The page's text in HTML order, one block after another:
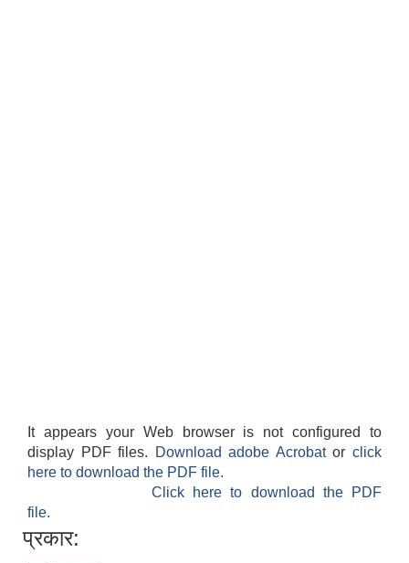
It appears your Web browser is not configured to
display PDF files.
Download adobe Acrobatorclick
here to download the PDF file.
Click here to download the PDF
file.
प्रकार: